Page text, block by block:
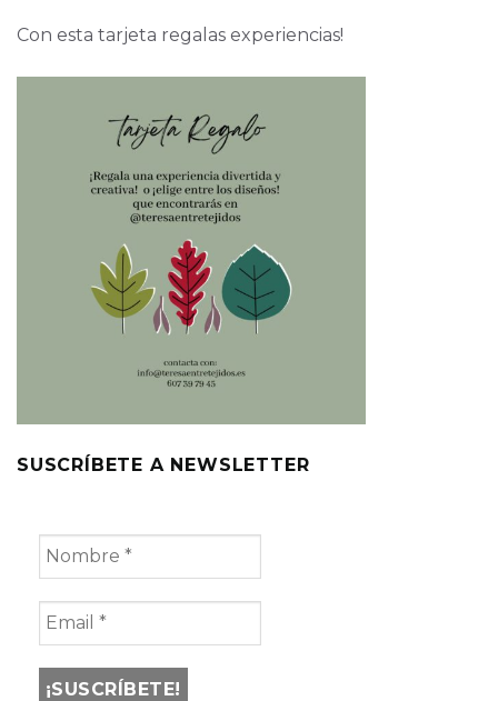
Con esta tarjeta regalas experiencias!
SUSCRÍBETE A NEWSLETTER